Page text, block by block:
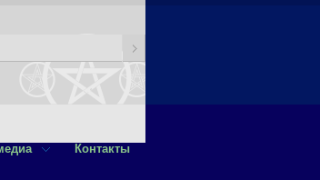
Контакты